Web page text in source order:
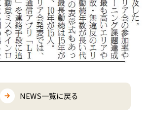
NEWS一覧に戻る